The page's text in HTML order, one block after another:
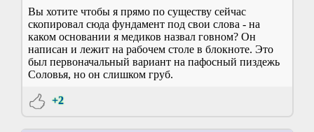
Вы хотите чтобы я прямо по существу сейчас
скопировал сюда фундамент под свои слова - на
каком основании я медиков назвал говном? Он
написан и лежит на рабочем столе в блокноте. Это
был первоначальный вариант на пафосный пиздежь
Соловья, но он слишком груб.
+2